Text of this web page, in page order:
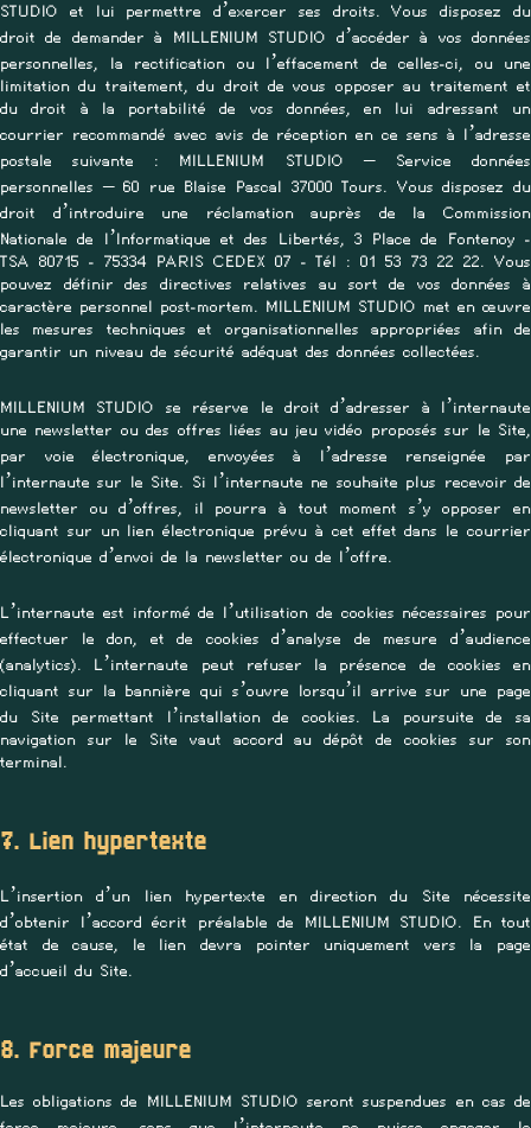
STUDIO et lui permettre d’exercer ses droits. Vous disposez du
droit de demander à MILLENIUM STUDIO d’accéder à vos données
personnelles, la rectification ou l’effacement de celles-ci, ou une
limitation du traitement, du droit de vous opposer au traitement et
du droit à la portabilité de vos données, en lui adressant un
courrier recommandé avec avis de réception en ce sens à l’adresse
postale suivante : MILLENIUM STUDIO – Service données
personnelles – 60 rue Blaise Pascal 37000 Tours. Vous disposez du
droit d’introduire une réclamation auprès de la Commission
Nationale de l’Informatique et des Libertés, 3 Place de Fontenoy -
TSA 80715 - 75334 PARIS CEDEX 07 - Tél : 01 53 73 22 22. Vous
pouvez définir des directives relatives au sort de vos données à
caractère personnel post-mortem. MILLENIUM STUDIO met en œuvre
les mesures techniques et organisationnelles appropriées afin de
garantir un niveau de sécurité adéquat des données collectées.
MILLENIUM STUDIO se réserve le droit d’adresser à l’internaute
une newsletter ou des offres liées au jeu vidéo proposés sur le Site,
par voie électronique, envoyées à l’adresse renseignée par
l’internaute sur le Site. Si l’internaute ne souhaite plus recevoir de
newsletter ou d’offres, il pourra à tout moment s’y opposer en
cliquant sur un lien électronique prévu à cet effet dans le courrier
électronique d’envoi de la newsletter ou de l’offre.
L’internaute est informé de l’utilisation de cookies nécessaires pour
effectuer le don, et de cookies d’analyse de mesure d’audience
(analytics). L’internaute peut refuser la présence de cookies en
cliquant sur la bannière qui s’ouvre lorsqu’il arrive sur une page
du Site permettant l’installation de cookies. La poursuite de sa
navigation sur le Site vaut accord au dépôt de cookies sur son
terminal.
7. Lien hypertexte
L’insertion d’un lien hypertexte en direction du Site nécessite
d’obtenir l’accord écrit préalable de MILLENIUM STUDIO. En tout
état de cause, le lien devra pointer uniquement vers la page
d’accueil du Site.
8. Force majeure
Les obligations de MILLENIUM STUDIO seront suspendues en cas de